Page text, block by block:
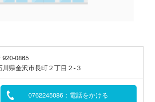
920-0865
川県金沢市長町２丁目２-３
0762245086：電話をかける